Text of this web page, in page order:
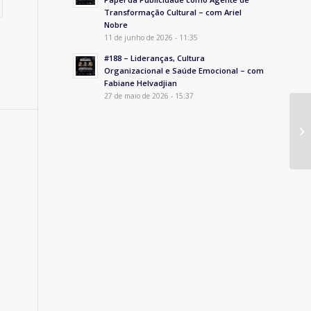
Transformação Cultural – com Ariel
Nobre
11 de junho de 2026 - 11:35
#188 – Lideranças, Cultura
Organizacional e Saúde Emocional – com
Fabiane Helvadjian
27 de maio de 2026 - 15:37